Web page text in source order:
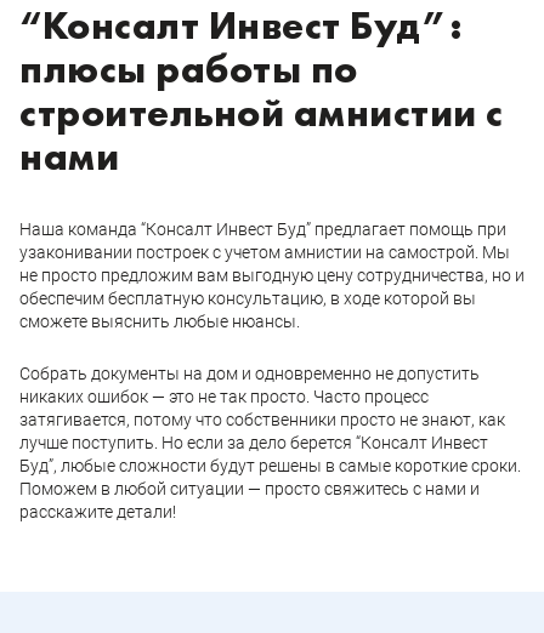
“Консалт Инвест Буд”:
плюсы работы по
строительной амнистии с
нами
Наша команда “Консалт Инвест Буд” предлагает помощь при
узаконивании построек с учетом амнистии на самострой. Мы
не просто предложим вам выгодную цену сотрудничества, но и
обеспечим бесплатную консультацию, в ходе которой вы
сможете выяснить любые нюансы.
Собрать документы на дом и одновременно не допустить
никаких ошибок — это не так просто. Часто процесс
затягивается, потому что собственники просто не знают, как
лучше поступить. Но если за дело берется “Консалт Инвест
Буд”, любые сложности будут решены в самые короткие сроки.
Поможем в любой ситуации — просто свяжитесь с нами и
расскажите детали!